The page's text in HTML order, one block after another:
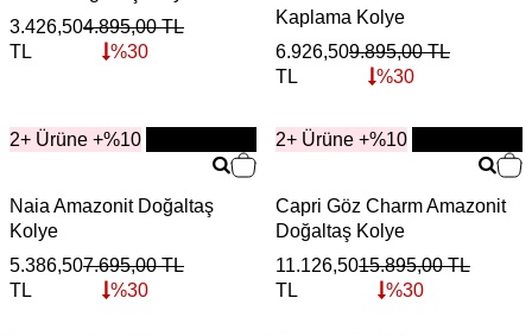
3.426,50
TL
4.895,00TL
%30
Kaplama Kolye
6.926,50
TL
9.895,00TL
%30
2+ Ürüne +%10
YENİ
Naia Amazonit Doğaltaş
Kolye
5.386,50
TL
7.695,00TL
%30
2+ Ürüne +%10
YENİ
Capri Göz Charm Amazonit
Doğaltaş Kolye
11.126,50
TL
15.895,00TL
%30